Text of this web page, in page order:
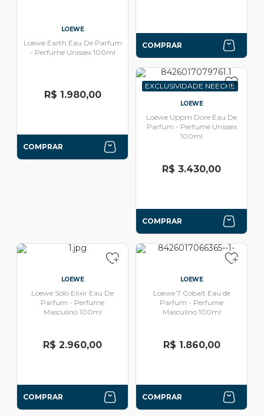
LOEWE
Loewe Earth Eau De Parfum
- Perfume Unissex 100ml
R$ 1.980,00
COMPRAR
COMPRAR
EXCLUSIVIDADE NEECHE
LOEWE
Loewe Uppm Dore Eau De
Parfum - Perfume Unissex
100ml
R$ 3.430,00
COMPRAR
LOEWE
Loewe Solo Elixir Eau De
Parfum - Perfume
Masculino 100ml
R$ 2.960,00
COMPRAR
LOEWE
Loewe 7 Cobalt Eau de
Parfum - Perfume
Masculino 100ml
R$ 1.860,00
COMPRAR